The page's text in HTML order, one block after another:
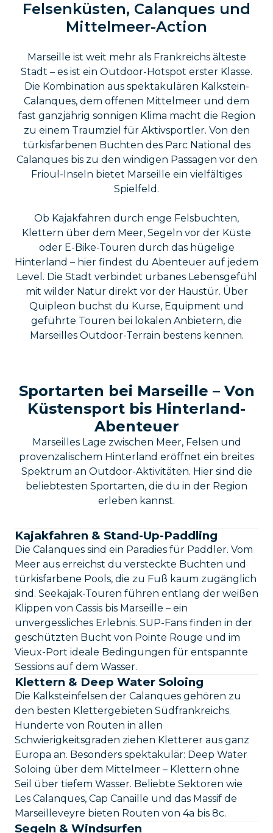
Felsenküsten, Calanques und
Mittelmeer-Action
Marseille ist weit mehr als Frankreichs älteste
Stadt – es ist ein Outdoor-Hotspot erster Klasse.
Die Kombination aus spektakulären Kalkstein-
Calanques, dem offenen Mittelmeer und dem
fast ganzjährig sonnigen Klima macht die Region
zu einem Traumziel für Aktivsportler. Von den
türkisfarbenen Buchten des Parc National des
Calanques bis zu den windigen Passagen vor den
Frioul-Inseln bietet Marseille ein vielfältiges
Spielfeld.
Ob Kajakfahren durch enge Felsbuchten,
Klettern über dem Meer, Segeln vor der Küste
oder E-Bike-Touren durch das hügelige
Hinterland – hier findest du Abenteuer auf jedem
Level. Die Stadt verbindet urbanes Lebensgefühl
mit wilder Natur direkt vor der Haustür. Über
Quipleon buchst du Kurse, Equipment und
geführte Touren bei lokalen Anbietern, die
Marseilles Outdoor-Terrain bestens kennen.
Sportarten bei Marseille – Von
Küstensport bis Hinterland-
Abenteuer
Marseilles Lage zwischen Meer, Felsen und
provenzalischem Hinterland eröffnet ein breites
Spektrum an Outdoor-Aktivitäten. Hier sind die
beliebtesten Sportarten, die du in der Region
erleben kannst.
Kajakfahren & Stand-Up-Paddling
Die Calanques sind ein Paradies für Paddler. Vom
Meer aus erreichst du versteckte Buchten und
türkisfarbene Pools, die zu Fuß kaum zugänglich
sind. Seekajak-Touren führen entlang der weißen
Klippen von Cassis bis Marseille – ein
unvergessliches Erlebnis. SUP-Fans finden in der
geschützten Bucht von Pointe Rouge und im
Vieux-Port ideale Bedingungen für entspannte
Sessions auf dem Wasser.
Klettern & Deep Water Soloing
Die Kalksteinfelsen der Calanques gehören zu
den besten Klettergebieten Südfrankreichs.
Hunderte von Routen in allen
Schwierigkeitsgraden ziehen Kletterer aus ganz
Europa an. Besonders spektakulär: Deep Water
Soloing über dem Mittelmeer – Klettern ohne
Seil über tiefem Wasser. Beliebte Sektoren wie
Les Calanques, Cap Canaille und das Massif de
Marseilleveyre bieten Routen von 4a bis 8c.
Segeln & Windsurfen